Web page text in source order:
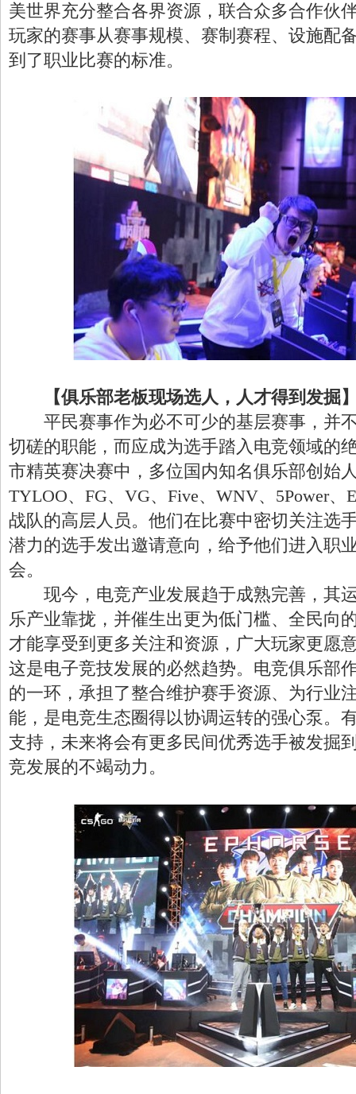
美世界充分整合各界资源，联合众多合作伙
玩家的赛事从赛事规模、赛制赛程、设施配
到了职业比赛的标准。
【俱乐部老板现场选人，人才得到发掘
平民赛事作为必不可少的基层赛事，并
切磋的职能，而应成为选手踏入电竞领域的
市精英赛决赛中，多位国内知名俱乐部创始
TYLOO、FG、VG、Five、WNV、5Power、
战队的高层人员。他们在比赛中密切关注选
潜力的选手发出邀请意向，给予他们进入职
会。
现今，电竞产业发展趋于成熟完善，其
乐产业靠拢，并催生出更为低门槛、全民向
才能享受到更多关注和资源，广大玩家更愿
这是电子竞技发展的必然趋势。电竞俱乐部
的一环，承担了整合维护赛手资源、为行业
能，是电竞生态圈得以协调运转的强心泵。
支持，未来将会有更多民间优秀选手被发掘
竞发展的不竭动力。